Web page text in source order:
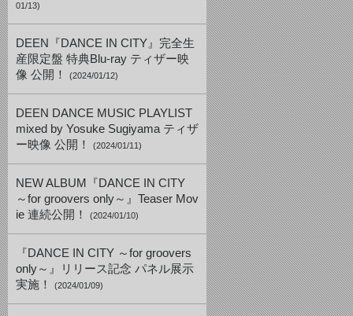
01/13)
DEEN『DANCE IN CITY』完全生
産限定盤 特典Blu-ray ティザー映
像 公開！
(2024/01/12)
DEEN DANCE MUSIC PLAYLIST
mixed by Yosuke Sugiyama ティザ
ー映像 公開！
(2024/01/11)
NEW ALBUM『DANCE IN CITY
～for groovers only～』Teaser Mov
ie 連続公開！
(2024/01/10)
『DANCE IN CITY ～for groovers
only～』リリース記念 パネル展示
実施！
(2024/01/09)